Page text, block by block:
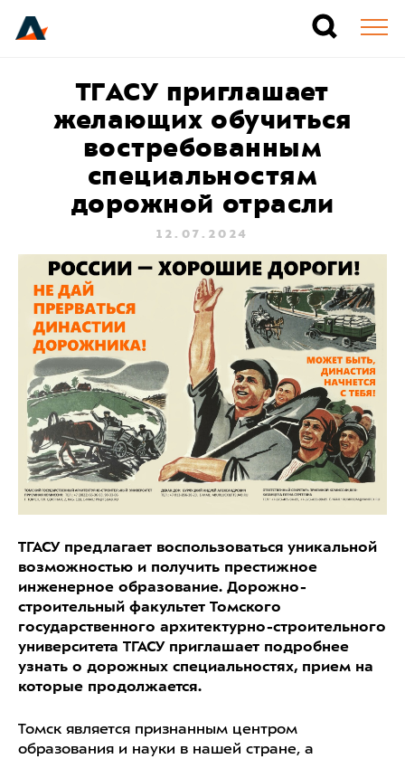
ТГАСУ приглашает
желающих обучиться
востребованным
специальностям
дорожной отрасли
12.07.2024
ТГАСУ предлагает воспользоваться уникальной
возможностью и получить престижное
инженерное образование. Дорожно-
строительный факультет Томского
государственного архитектурно-строительного
университета ТГАСУ приглашает подробнее
узнать о дорожных специальностях, прием на
которые продолжается.
Томск является признанным центром
образования и науки в нашей стране, а